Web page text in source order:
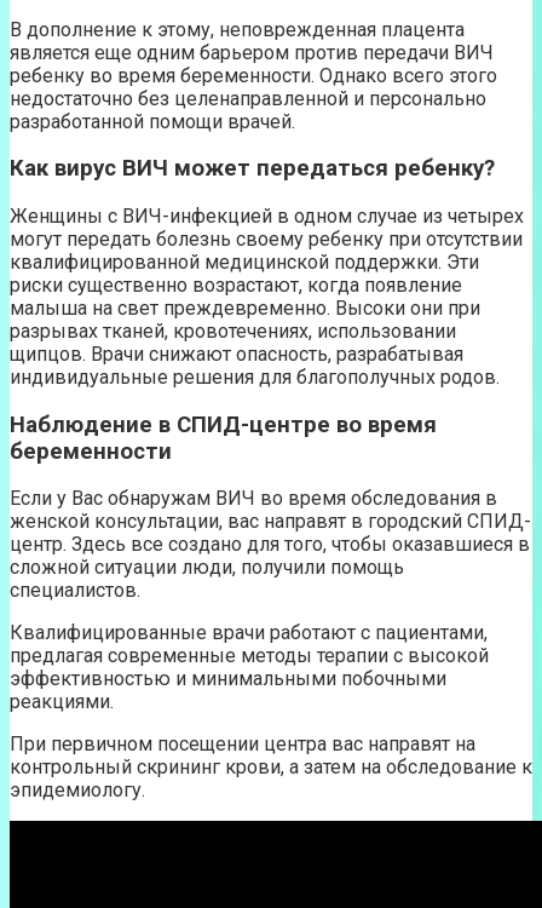
В дополнение к этому, неповрежденная плацента
является еще одним барьером против передачи ВИЧ
ребенку во время беременности. Однако всего этого
недостаточно без целенаправленной и персонально
разработанной помощи врачей.
Как вирус ВИЧ может передаться ребенку?
Женщины с ВИЧ-инфекцией в одном случае из четырех
могут передать болезнь своему ребенку при отсутствии
квалифицированной медицинской поддержки. Эти
риски существенно возрастают, когда появление
малыша на свет преждевременно. Высоки они при
разрывах тканей, кровотечениях, использовании
щипцов. Врачи снижают опасность, разрабатывая
индивидуальные решения для благополучных родов.
Наблюдение в СПИД-центре во время
беременности
Если у Вас обнаружам ВИЧ во время обследования в
женской консультации, вас направят в городский СПИД-
центр. Здесь все создано для того, чтобы оказавшиеся в
сложной ситуации люди, получили помощь
специалистов.
Квалифицированные врачи работают с пациентами,
предлагая современные методы терапии с высокой
эффективностью и минимальными побочными
реакциями.
При первичном посещении центра вас направят на
контрольный скрининг крови, а затем на обследование к
эпидемиологу.